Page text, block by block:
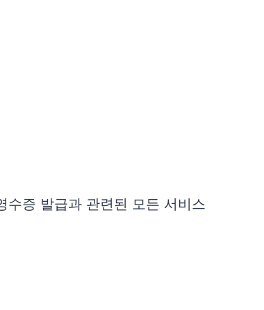
수증 발급과 관련된 모든 서비스